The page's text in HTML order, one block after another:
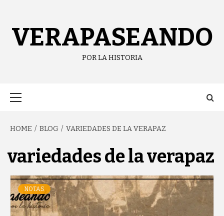
VERAPASEANDO
POR LA HISTORIA
HOME BLOG VARIEDADES DE LA VERAPAZ
variedades de la verapaz
NOTAS